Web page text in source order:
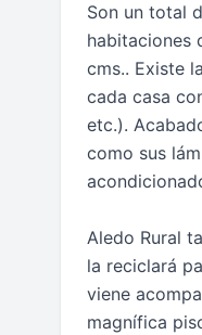
Son un total
habitaciones
cms.. Existe
cada casa
etc.).
como sus
Aledo Rural
la reciclará
viene
magnífica